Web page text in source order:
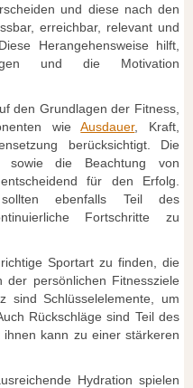
und diese nach den
erreichbar, relevant und
Herangehensweise hilft,
und die Motivation
den Grundlagen der Fitness,
wieAusdauer, Kraft,
berücksichtigt. Die
sowie die Beachtung von
für den Erfolg.
ebenfalls Teil des
Fortschritte zu
Sportart zu finden, die
persönlichen Fitnessziele
sind Schlüsselelemente, um
Rückschläge sind Teil des
kann zu einer stärkeren
Hydration spielen